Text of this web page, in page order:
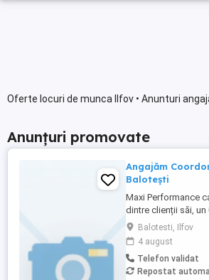
Oferte locuri de munca Ilfov • Anunturi
Anunțuri promovate
Angajăm
Balotești
Maxi Performance
dintre clienții săi,
Producție organizat
coordoneze fluxul
din fabrică.
fluxului de producție
termenelor și a
Balotesti, Ilfov
4 august
Telefon validat
Repostat